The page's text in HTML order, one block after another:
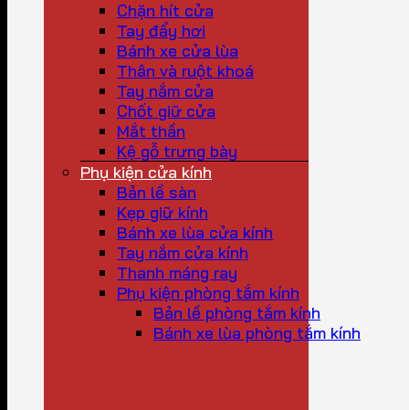
Chặn hít cửa
Tay đẩy hơi
Bánh xe cửa lùa
Thân và ruột khoá
Tay nắm cửa
Chốt giữ cửa
Mắt thần
Kệ gỗ trưng bày
Phụ kiện cửa kính
Bản lề sàn
Kẹp giữ kính
Bánh xe lùa cửa kính
Tay nắm cửa kính
Thanh máng ray
Phụ kiện phòng tắm kính
Bản lề phòng tắm kính
Bánh xe lùa phòng tắm kính